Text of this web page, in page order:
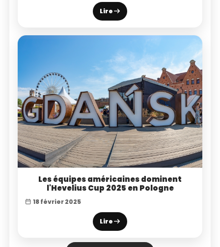
Lire
Les équipes américaines dominent
l'Hevelius Cup 2025 en Pologne
18 février 2025
Lire